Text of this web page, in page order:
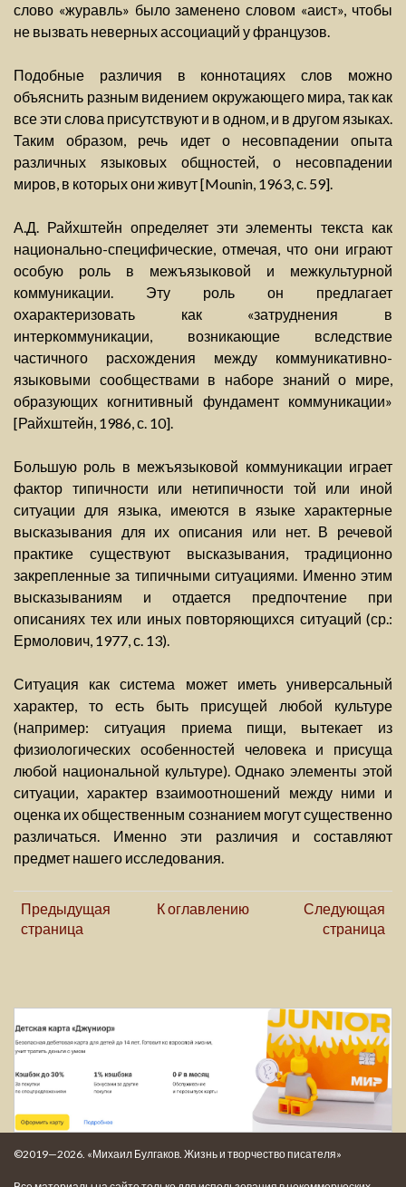
слово «журавль» было заменено словом «аист», чтобы
не вызвать неверных ассоциаций у французов.
Подобные различия в коннотациях слов можно
объяснить разным видением окружающего мира, так как
все эти слова присутствуют и в одном, и в другом языках.
Таким образом, речь идет о несовпадении опыта
различных языковых общностей, о несовпадении
миров, в которых они живут [Mounin, 1963, с. 59].
А.Д. Райхштейн определяет эти элементы текста как
национально-специфические, отмечая, что они играют
особую роль в межъязыковой и межкультурной
коммуникации. Эту роль он предлагает
охарактеризовать как «затруднения в
интеркоммуникации, возникающие вследствие
частичного расхождения между коммуникативно-
языковыми сообществами в наборе знаний о мире,
образующих когнитивный фундамент коммуникации»
[Райхштейн, 1986, с. 10].
Большую роль в межъязыковой коммуникации играет
фактор типичности или нетипичности той или иной
ситуации для языка, имеются в языке характерные
высказывания для их описания или нет. В речевой
практике существуют высказывания, традиционно
закрепленные за типичными ситуациями. Именно этим
высказываниям и отдается предпочтение при
описаниях тех или иных повторяющихся ситуаций (ср.:
Ермолович, 1977, с. 13).
Ситуация как система может иметь универсальный
характер, то есть быть присущей любой культуре
(например: ситуация приема пищи, вытекает из
физиологических особенностей человека и присуща
любой национальной культуре). Однако элементы этой
ситуации, характер взаимоотношений между ними и
оценка их общественным сознанием могут существенно
различаться. Именно эти различия и составляют
предмет нашего исследования.
Предыдущая
страница
К оглавлению
Следующая
страница
©2019—2026. «Михаил Булгаков. Жизнь и творчество писателя»